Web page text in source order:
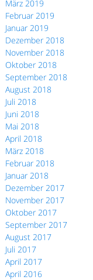
März 2019
Februar 2019
Januar 2019
Dezember 2018
November 2018
Oktober 2018
September 2018
August 2018
Juli 2018
Juni 2018
Mai 2018
April 2018
März 2018
Februar 2018
Januar 2018
Dezember 2017
November 2017
Oktober 2017
September 2017
August 2017
Juli 2017
April 2017
April 2016